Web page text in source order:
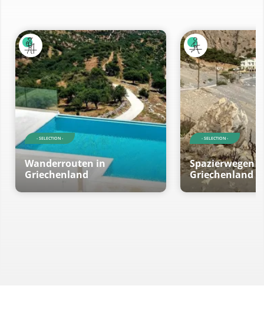
- SELECTION -
Wanderrouten in
Griechenland
- SELECTION -
Spazierwegen
Griechenland